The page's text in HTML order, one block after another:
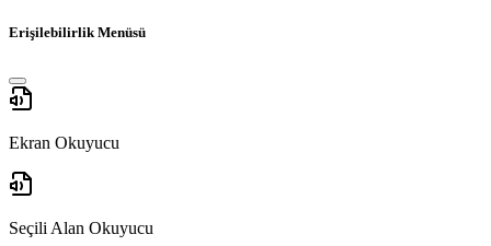
Erişilebilirlik Menüsü
Ekran Okuyucu
Seçili Alan Okuyucu